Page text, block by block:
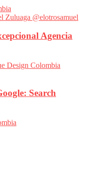
Agencia
Design Colombia
Search